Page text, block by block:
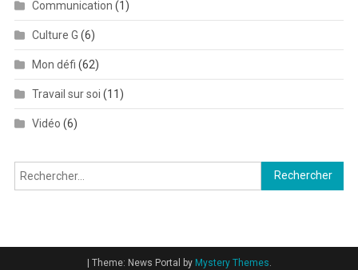
Communication (1)
Culture G (6)
Mon défi (62)
Travail sur soi (11)
Vidéo (6)
Rechercher :
Theme: News Portal by Mystery Themes.